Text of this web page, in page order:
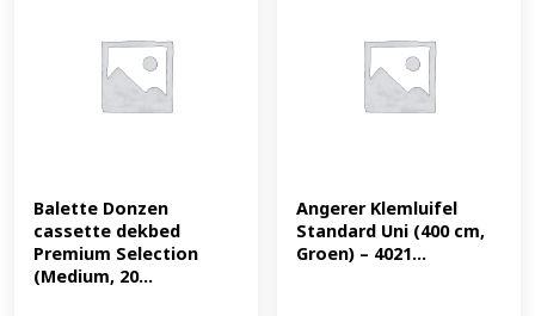
Balette Donzen
cassette dekbed
Premium Selection
(Medium, 20...
Angerer Klemluifel
Standard Uni (400 cm,
Groen) – 4021...